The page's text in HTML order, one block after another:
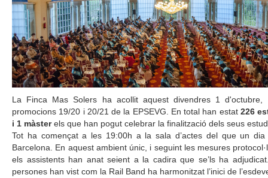
La Finca Mas Solers ha acollit aquest divendres 1
promocions 19/20 i 20/21 de la EPSEVG. En total han estat 226
i 1 màsterels que han pogut celebrar la finalització dels seus
Tot ha començat a les 19:00h a la sala d’actes del que un
Barcelona. En aquest ambient únic, i seguint les mesures
els assistents han anat seient a la cadira que se’ls ha
persones han vist com la Rail Band ha harmonitzat l’inici de